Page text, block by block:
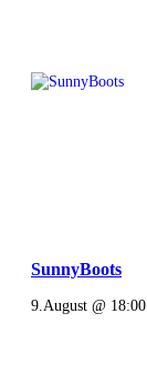
SunnyBoots
9.August @ 18:00